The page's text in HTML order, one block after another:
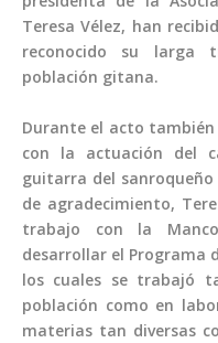
Teresa Vélez, han
reconocido su larga
población gitana.
Durante el acto
con la actuación del
guitarra del
de agradecimiento,
trabajo con la
desarrollar el Programa
los cuales se trabajó
población como en
materias tan diversas